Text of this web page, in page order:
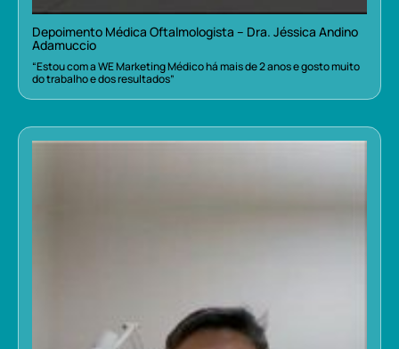
Depoimento Médica Oftalmologista – Dra. Jéssica Andino
Adamuccio
“Estou com a WE Marketing Médico há mais de 2 anos e gosto muito
do trabalho e dos resultados”